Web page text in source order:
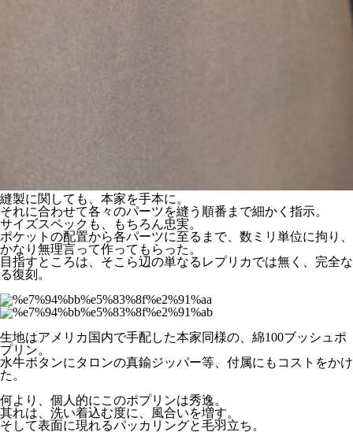
縫製に関しても、本家を手本に。
それに合わせて各々のパーツを縫う順番まで細かく指示。
サイズスペックも、もちろん忠実。
ポケットの配置から各パーツに至るまで、数ミリ単位に拘り、
かなり無理言って作ってもらった。
目指すところは、そこら辺の単なるレプリカでは無く、完全な
る復刻。
生地はアメリカ国内で手配した本家同様の、綿100ブッシュポ
プリン。
水牛ボタンにタロンの真鍮ジッパー等、付属にもコストをかけ
た。
何より、個人的にこのポプリンは秀逸。
其れは、洗い着込む度に、風合いを増す。
そして表面に現れるパッカリングと毛羽立ち。